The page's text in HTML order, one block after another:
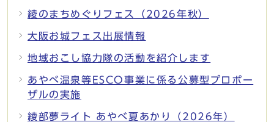
綾のまちめぐりフェス（2026年秋）
大阪お城フェス出展情報
地域おこし協力隊の活動を紹介します
あやべ温泉等ESCO事業に係る公募型プロポー
ザルの実施
綾部夢ライト あやべ夏あかり（2026年）